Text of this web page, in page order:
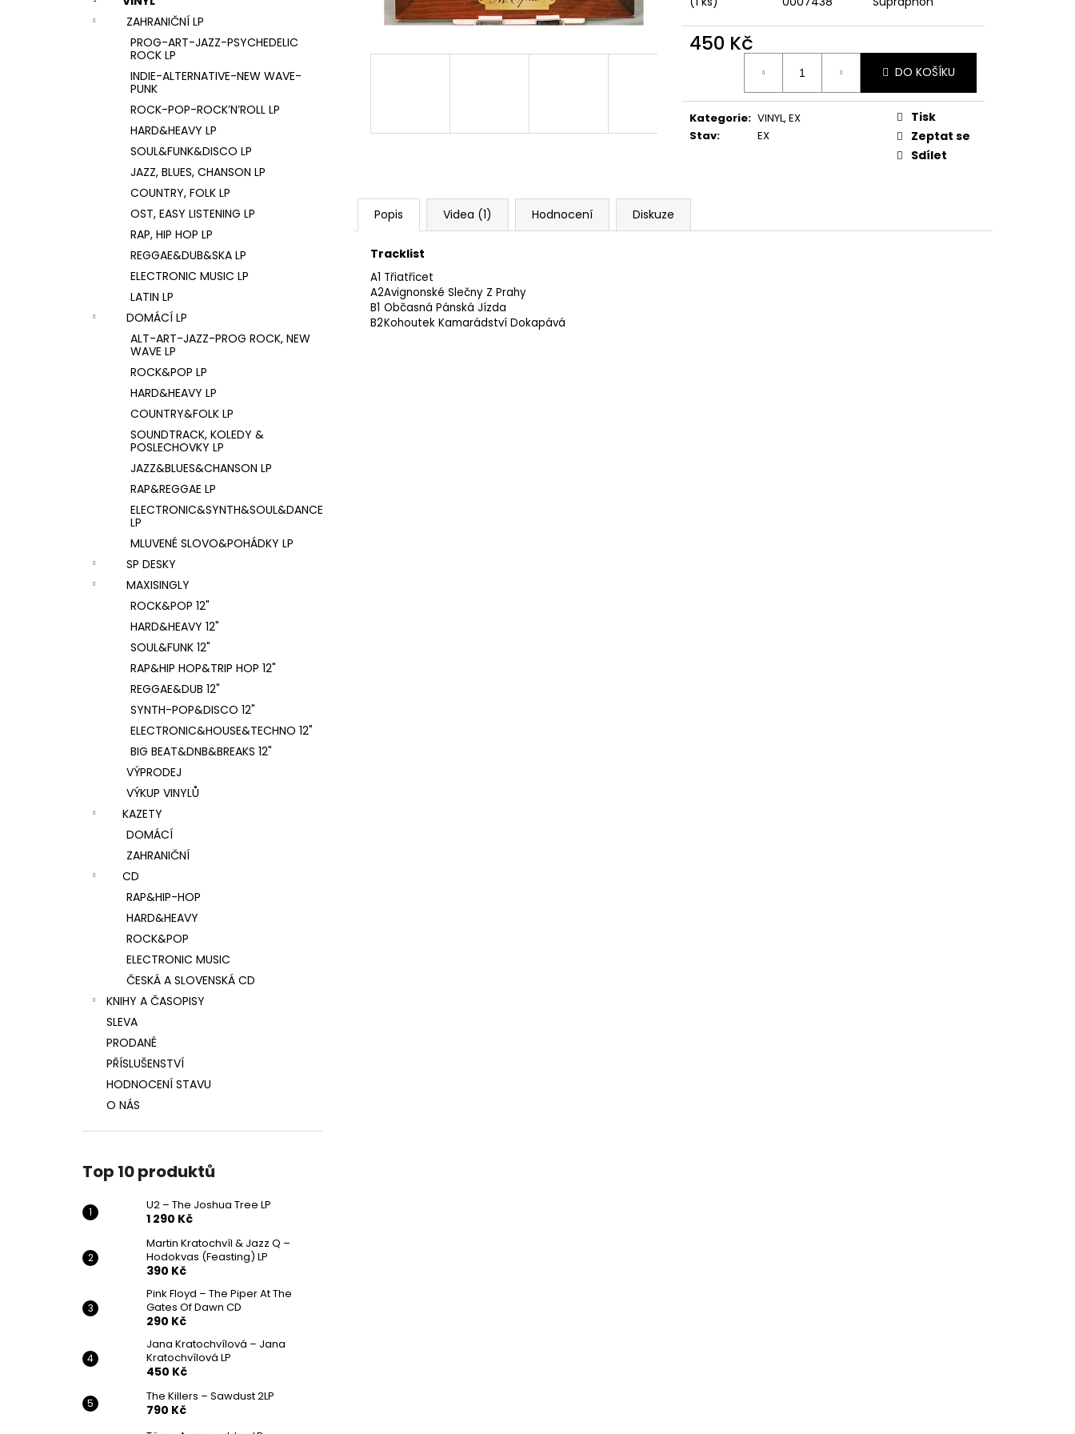
ZAHRANIČNÍ LP
PROG-ART-JAZZ-PSYCHEDELIC
ROCK LP
INDIE-ALTERNATIVE-NEW WAVE-
PUNK
ROCK-POP-ROCK’N’ROLL LP
HARD&HEAVY LP
SOUL&FUNK&DISCO LP
JAZZ, BLUES, CHANSON LP
COUNTRY, FOLK LP
OST, EASY LISTENING LP
RAP, HIP HOP LP
REGGAE&DUB&SKA LP
ELECTRONIC MUSIC LP
LATIN LP
DOMÁCÍ LP
ALT-ART-JAZZ-PROG ROCK, NEW
WAVE LP
ROCK&POP LP
HARD&HEAVY LP
COUNTRY&FOLK LP
SOUNDTRACK, KOLEDY &
POSLECHOVKY LP
JAZZ&BLUES&CHANSON LP
RAP&REGGAE LP
ELECTRONIC&SYNTH&SOUL&DANCE
LP
MLUVENÉ SLOVO&POHÁDKY LP
SP DESKY
MAXISINGLY
ROCK&POP 12"
HARD&HEAVY 12"
SOUL&FUNK 12"
RAP&HIP HOP&TRIP HOP 12"
REGGAE&DUB 12"
SYNTH-POP&DISCO 12"
ELECTRONIC&HOUSE&TECHNO 12"
BIG BEAT&DNB&BREAKS 12"
VÝPRODEJ
VÝKUP VINYLŮ
KAZETY
DOMÁCÍ
ZAHRANIČNÍ
CD
RAP&HIP-HOP
HARD&HEAVY
ROCK&POP
ELECTRONIC MUSIC
ČESKÁ A SLOVENSKÁ CD
KNIHY A ČASOPISY
SLEVA
PRODANÉ
PŘÍSLUŠENSTVÍ
HODNOCENÍ STAVU
O NÁS
Top 10 produktů
U2 – The Joshua Tree LP
1 290 Kč
Martin Kratochvíl & Jazz Q ‎–
Hodokvas (Feasting) LP
390 Kč
Pink Floyd – The Piper At The
Gates Of Dawn CD
290 Kč
Jana Kratochvílová – Jana
Kratochvílová LP
450 Kč
The Killers – Sawdust 2LP
790 Kč
450 Kč
DO KOŠÍKU
Kategorie: VINYL, EX
Stav: EX
Tisk
Zeptat se
Sdílet
Popis Videa (1) Hodnocení Diskuze
Tracklist
A1 Třiatřicet
A2Avignonské Slečny Z Prahy
B1 Občasná Pánská Jízda
B2Kohoutek Kamarádství Dokapává
U2 – THE JOSHUA TREE LP
1 290 Kč
MARTIN KRATOCHVÍL & JAZZ Q ‎–
HODOKVAS (FEASTING) LP
PINK FLOYD – THE PIPER AT THE GATES
OF DAWN CD